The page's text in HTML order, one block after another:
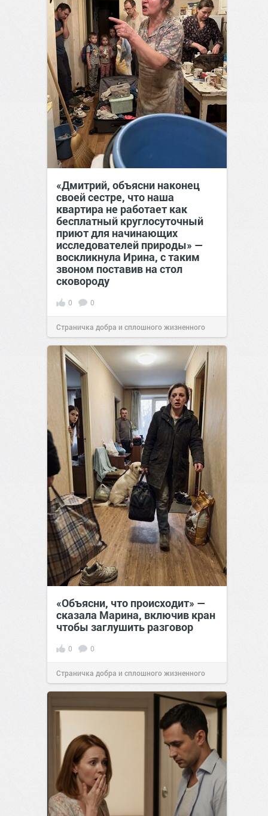
«Дмитрий, объясни наконец
своей сестре, что наша
квартира не работает как
бесплатный круглосуточный
приют для начинающих
исследователей природы» —
воскликнула Ирина, с таким
звоном поставив на стол
сковороду
0 0
Страничка добра и сплошного жизненного
позитива!00:28Сегодня
«Объясни, что происходит» —
сказала Марина, включив кран
чтобы заглушить разговор
0 0
Страничка добра и сплошного жизненного
позитива!12:38Сегодня